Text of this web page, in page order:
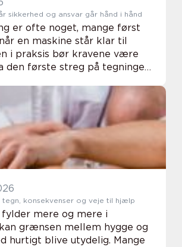
mærkning når sikkerhed og ansvar går hånd i hånd
er ofte noget, mange først
en maskine står klar til
i praksis bør kravene være
den første streg på tegningen.
det ikke kun om et lille
Alkoholmisbrug tegn, konsekvenser og veje til hjælp
mere og mere i
grænsen mellem hygge og
hurtigt blive utydelig. Mange